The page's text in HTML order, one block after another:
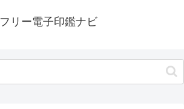
フリー電子印鑑ナビ